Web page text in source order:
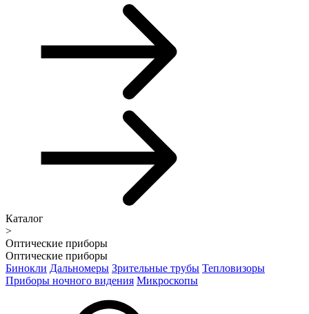
Каталог
>
Оптические приборы
Оптические приборы
Бинокли Дальномеры Зрительные трубы Тепловизоры
Приборы ночного видения Микроскопы